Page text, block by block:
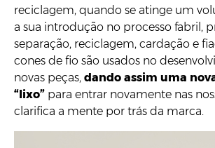
reciclagem, quando se atinge um
a sua introdução no processo fabril,
separação, reciclagem, cardação e
cones de fio são usados no
novas peças, dando assim uma
“lixo” para entrar novamente nas
clarifica a mente por trás da marca.